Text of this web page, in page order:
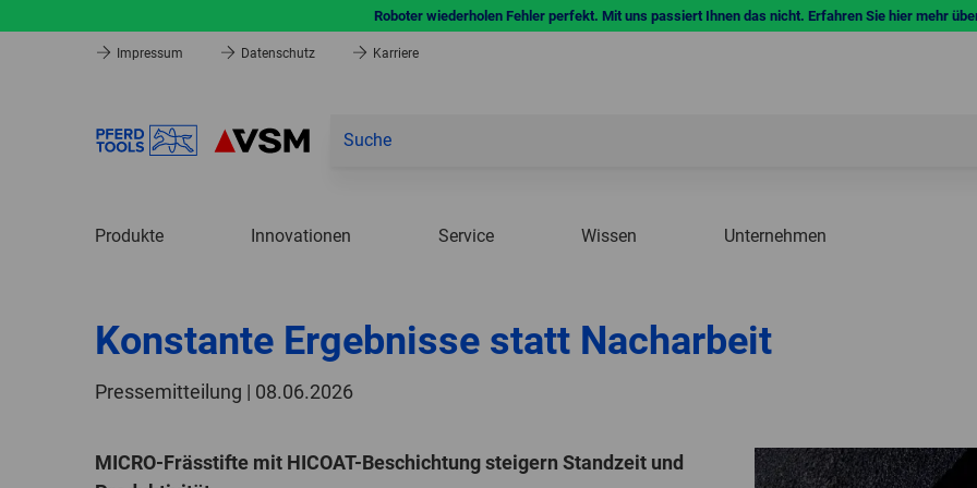
Roboter wiederholen Fehler perfekt. Mit uns passiert Ihnen das nicht. Erfahren Sie hier mehr
Impressum Datenschutz Karriere
Produkte Innovationen Service Wissen Unternehmen
Konstante Ergebnisse statt Nacharbeit
Pressemitteilung | 08.06.2026
MICRO-Frässtifte mit HICOAT-Beschichtung steigern Standzeit und